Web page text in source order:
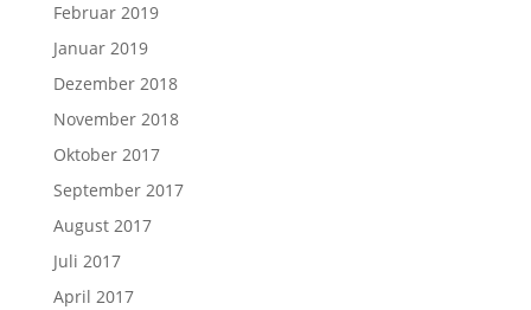
Februar 2019
Januar 2019
Dezember 2018
November 2018
Oktober 2017
September 2017
August 2017
Juli 2017
April 2017